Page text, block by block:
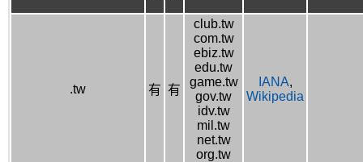
.tw 有 有
club.tw
com.tw
ebiz.tw
edu.tw
game.tw
gov.tw
idv.tw
mil.tw
net.tw
org.tw
IANA,
Wikipedia